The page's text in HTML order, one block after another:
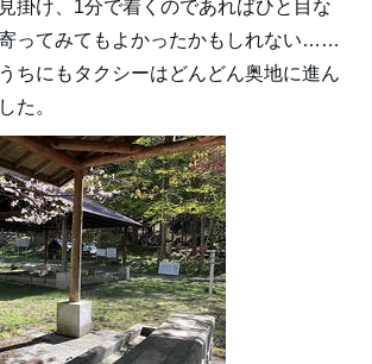
掛け、1分で着くのであればひと目な
ってみてもよかったかもしれない……
ちにもタクシーはどんどん奥地に進ん
た。